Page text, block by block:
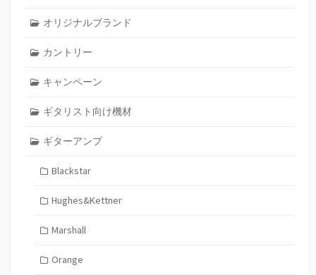
オリジナルブランド
カントリー
キャンペーン
ギタリスト向け機材
ギターアンプ
Blackstar
Hughes&Kettner
Marshall
Orange